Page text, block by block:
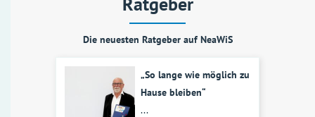
Die neuesten Ratgeber auf NeaWiS
„So lange wie möglich zu
Hause bleiben“
...